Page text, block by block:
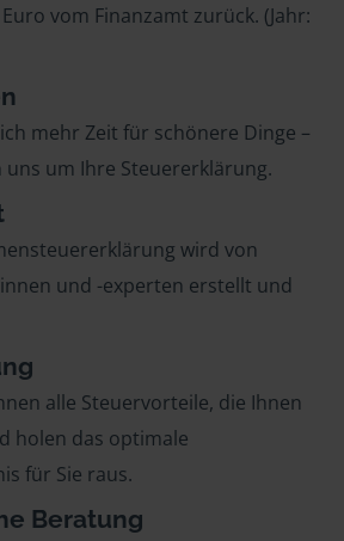
vom Finanzamt zurück. (Jahr:
mehr Zeit für schönere Dinge –
um Ihre Steuererklärung.
wird von
und -experten erstellt und
alle Steuervorteile, die Ihnen
holen das optimale
für Sie raus.
Beratung